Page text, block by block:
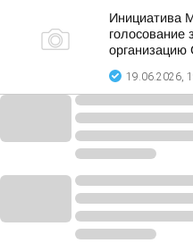
Инициатива
19.06.2026,